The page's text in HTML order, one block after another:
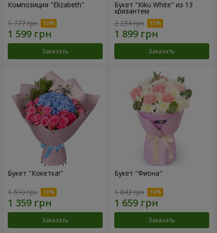
Композиция "Elizabeth"
1 777 грн
Заказать
Букет "Kiku White" из 13
хризантем
2 234 грн
Заказать
Букет "Кокетка!"
1 510 грн
Заказать
Букет "Фиона"
1 843 грн
Заказать